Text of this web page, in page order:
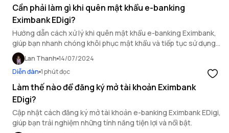
Cần phải làm gì khi quên mật khẩu e-banking
Eximbank EDigi?
Hướng dẫn cách xử lý khi quên mật khẩu e-banking Eximbank,
giúp bạn nhanh chóng khôi phục mật khẩu và tiếp tục sử dụng
các dịch vụ từ ngân hàng số.
Lan Thanh 14/07/2024
Diễn đàn 1 phút đọc
Làm thế nào để đăng ký mở tài khoản Eximbank
EDigi?
Cập nhật cách đăng ký mở tài khoản e-banking Eximbank EDigi,
giúp bạn trải nghiệm những tính năng tiện lợi và nổi bật.